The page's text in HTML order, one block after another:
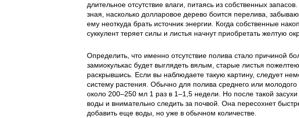
длительное отсутствие влаги, питаясь из собственных
зная, насколько долларовое дерево боится перелива,
ему неоткуда брать источник энергии. Когда собственные
суккулент теряет силы и листья начнут приобретать желтую
Определить, что именно отсутствие полива стало причиной
замиокулькас будет выглядеть вялым, старые листья
раскрывшись. Если вы наблюдаете такую картину, следует
систему растения. Обычно для полива среднего или
около 200–250 мл 1 раз в 1–1,5 недели. Но после такой
воды и внимательно следить за почвой. Она пересохнет
добавить еще воды, но уже в обычном количестве.